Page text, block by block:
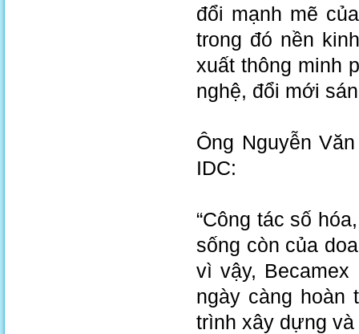
đổi mạnh mẽ
trong đó nền
xuất thông minh
nghệ, đổi mới
Ông Nguyễn
IDC:
“Công tác số
sống còn của
vì vậy,
ngày càng hoàn
trình xây dựng